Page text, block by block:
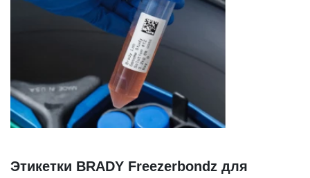
Этикетки BRADY Freezerbondz для